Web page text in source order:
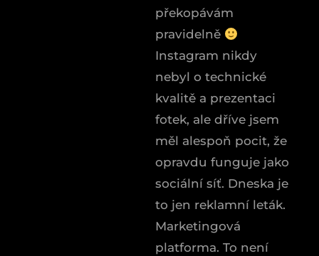
překopávám
pravidelně
Instagram nikdy
nebyl o technické
kvalitě a prezentaci
fotek, ale dříve jsem
měl alespoň pocit, že
opravdu funguje jako
sociální síť. Dneska je
to jen reklamní leták.
Marketingová
platforma. To není